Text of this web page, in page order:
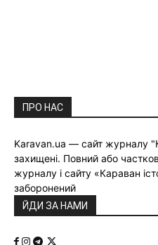
ПРО НАС
Karavan.ua — сайт журналу
захищені. Повний або
журналу і сайту «Караван
заборонений
ЙДИ ЗА НАМИ